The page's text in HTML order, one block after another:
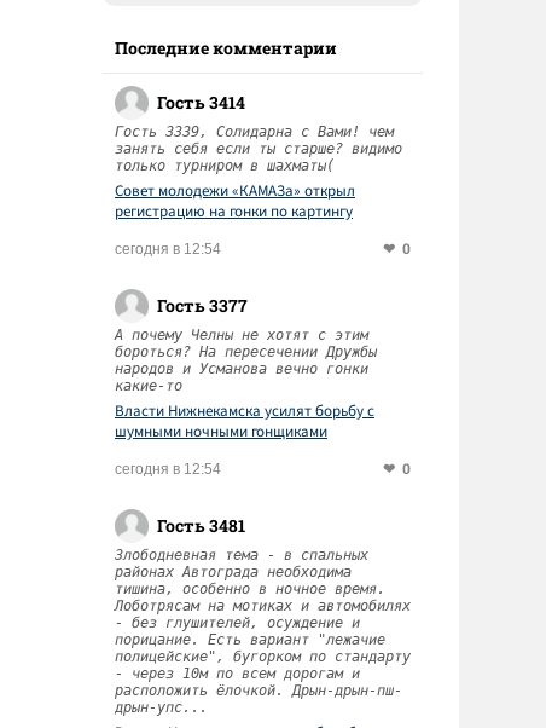
Последние комментарии
Гость 3414
Гость 3339, Солидарна с Вами! чем
занять себя если ты старше? видимо
только турниром в шахматы(
Совет молодежи «КАМАЗа» открыл
регистрацию на гонки по картингу
сегодня в 12:54 0
Гость 3377
А почему Челны не хотят с этим
бороться? На пересечении Дружбы
народов и Усманова вечно гонки
какие-то
Власти Нижнекамска усилят борьбу с
шумными ночными гонщиками
сегодня в 12:54 0
Гость 3481
Злободневная тема - в спальных
районах Автограда необходима
тишина, особенно в ночное время.
Лоботрясам на мотиках и автомобилях
- без глушителей, осуждение и
порицание. Есть вариант "лежачие
полицейские", бугорком по стандарту
- через 10м по всем дорогам и
расположить ёлочкой. Дрын-дрын-пш-
дрын-упс...